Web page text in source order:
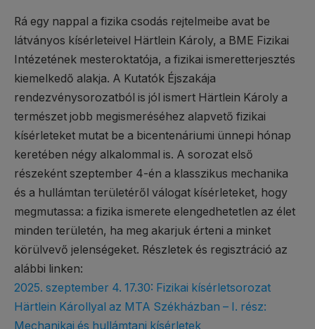
Rá egy nappal a fizika csodás rejtelmeibe avat be
látványos kísérleteivel Härtlein Károly, a BME Fizikai
Intézetének mesteroktatója, a fizikai ismeretterjesztés
kiemelkedő alakja. A Kutatók Éjszakája
rendezvénysorozatból is jól ismert Härtlein Károly a
természet jobb megismeréséhez alapvető fizikai
kísérleteket mutat be a bicentenáriumi ünnepi hónap
keretében négy alkalommal is. A sorozat első
részeként szeptember 4-én a klasszikus mechanika
és a hullámtan területéről válogat kísérleteket, hogy
megmutassa: a fizika ismerete elengedhetetlen az élet
minden területén, ha meg akarjuk érteni a minket
körülvevő jelenségeket. Részletek és regisztráció az
alábbi linken:
2025. szeptember 4. 17.30: Fizikai kísérletsorozat
Härtlein Károllyal az MTA Székházban – I. rész:
Mechanikai és hullámtani kísérletek